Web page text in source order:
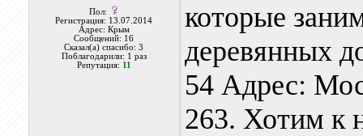
Пол:
Регистрация: 13.07.2014
Адрес: Крым
Сообщений: 16
Сказал(а) спасибо: 3
Поблагодарили: 1 раз
Репутация: 11
которые
деревянных
54 Адрес:
263. Хотим к